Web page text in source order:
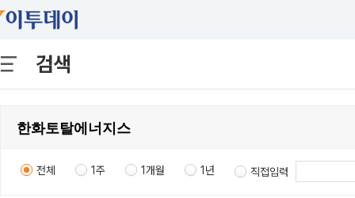
검색
전체 1주 1개월 1년 직접입력